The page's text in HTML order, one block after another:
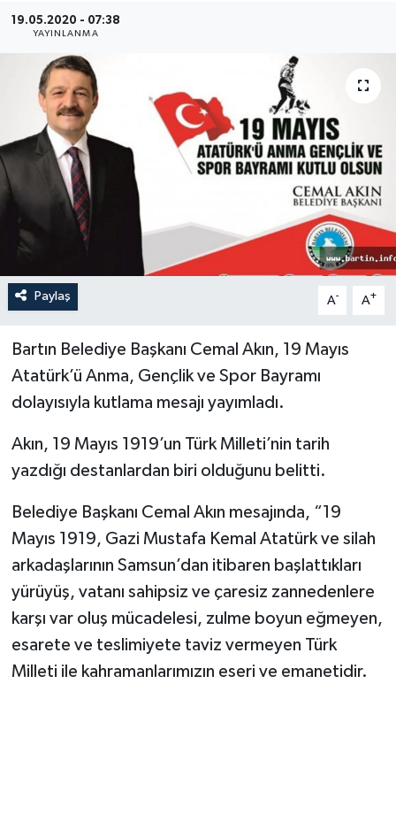
19.05.2020 - 07:38
YAYINLANMA
Paylaş A- A+
​Bartın Belediye Başkanı Cemal Akın, 19 Mayıs
Atatürk’ü Anma, Gençlik ve Spor Bayramı
dolayısıyla kutlama mesajı yayımladı.
Akın, 19 Mayıs 1919’un Türk Milleti’nin tarih
yazdığı destanlardan biri olduğunu belitti.
​Belediye Başkanı Cemal Akın mesajında, “19
Mayıs 1919, Gazi Mustafa Kemal Atatürk ve silah
arkadaşlarının Samsun’dan itibaren başlattıkları
yürüyüş, vatanı sahipsiz ve çaresiz zannedenlere
karşı var oluş mücadelesi, zulme boyun eğmeyen,
esarete ve teslimiyete taviz vermeyen Türk
Milleti ile kahramanlarımızın eseri ve emanetidir.
Medya
Sağlık
Sinema
Sivil Toplum
Siyaset
Tarım
Turizm
Yaşam
Yerel Yönetimler
DÜNYA